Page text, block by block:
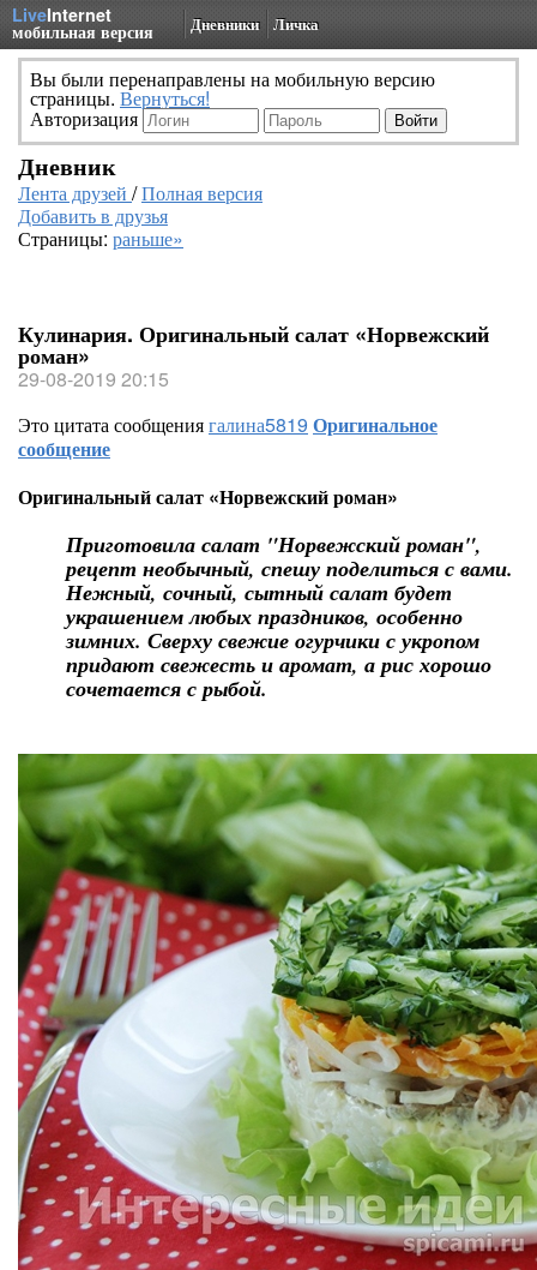
LiveInternet
мобильная версия Дневники Личка
Вы были перенаправлены на мобильную версию
страницы. Вернуться!
Авторизация
Дневник
Лента друзей /Полная версия
Добавить в друзья
Страницы: раньше»
Кулинария. Оригинальный салат «Норвежский
роман»
29-08-2019 20:15
Это цитата сообщениягалина5819 Оригинальное
сообщение
Оригинальный салат «Норвежский роман»
Приготовила салат "Норвежский роман",
рецепт необычный, спешу поделиться с вами.
Нежный, сочный, сытный салат будет
украшением любых праздников, особенно
зимних. Сверху свежие огурчики с укропом
придают свежесть и аромат, а рис хорошо
сочетается с рыбой.